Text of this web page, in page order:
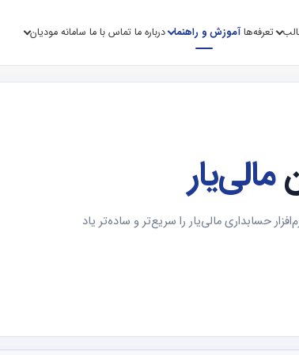
تعرفه‌ها آموزش و راهنما درباره ما تماس با ما سامانه مودیان
مالی‌یار
حسابداری مالی‌یار را سریع‌تر و ساده‌تر یاد